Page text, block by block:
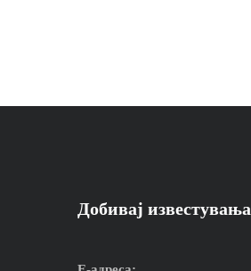
Добивај известувања